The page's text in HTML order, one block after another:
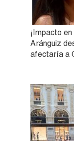
¡Impacto
Aránguiz
afectaría a